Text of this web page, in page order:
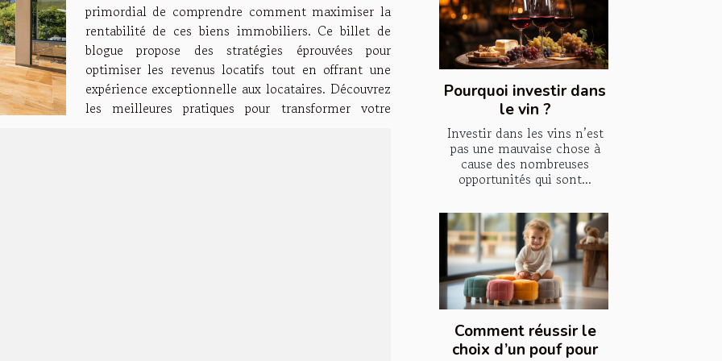
primordial de comprendre comment maximiser la
rentabilité de ces biens immobiliers. Ce billet de
blogue propose des stratégies éprouvées pour
optimiser les revenus locatifs tout en offrant une
expérience exceptionnelle aux locataires. Découvrez
les meilleures pratiques pour transformer votre
Pourquoi investir dans
le vin ?
Investir dans les vins n’est
pas une mauvaise chose à
cause des nombreuses
opportunités qui sont...
Comment réussir le
choix d’un pouf pour